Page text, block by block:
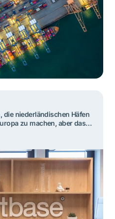
die niederländischen Häfen
zu machen, aber das
wurde Portbase von
entwickelt.